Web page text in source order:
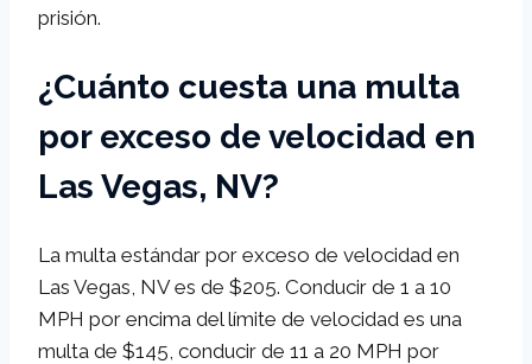
prisión.
¿Cuánto cuesta una multa
por exceso de velocidad en
Las Vegas, NV?
La multa estándar por exceso de velocidad en
Las Vegas, NV es de $205. Conducir de 1 a 10
MPH por encima del límite de velocidad es una
multa de $145, conducir de 11 a 20 MPH por